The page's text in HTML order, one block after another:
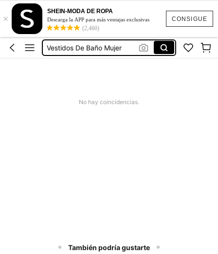
CONSIGUE
×
SHEIN-MODA DE ROPA
Descarga la APP para más ventajas exclusivas
(2,460)
Ropa Deportiva De Mujer
Vestidos
Vestidos De Baño Mujer
No hay coincidencias.
También podría gustarte